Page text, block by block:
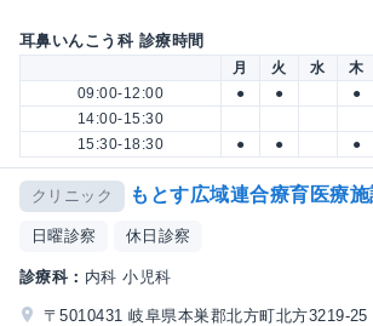
耳鼻いんこう科 診療時間
月 火 水 木
09:00-12:00
● ● ●
14:00-15:30
15:30-18:30
● ● ●
クリニック もとす広域連合療育医療
日曜診察 休日診察
診療科： 内科 小児科
〒5010431 岐阜県本巣郡北方町北方3219-25